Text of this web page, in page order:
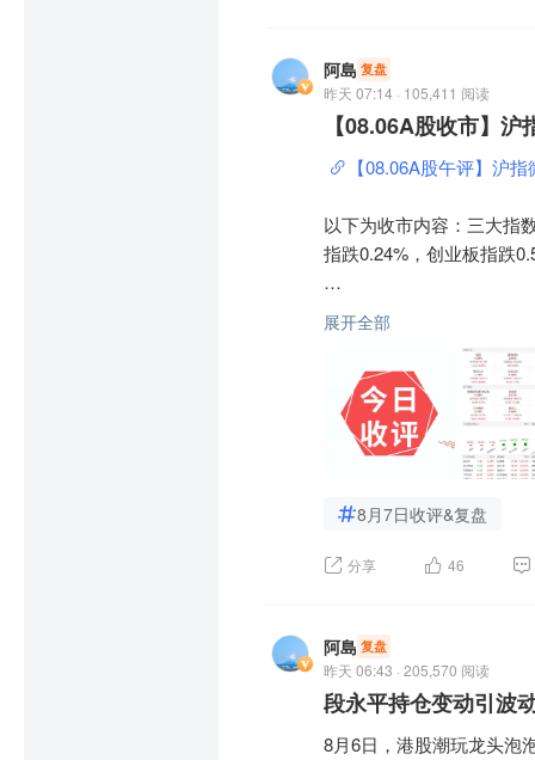
与美元流动性两大门槛。
华泰证券则分析认为，
市场能否展开新一轮升势
今日主力资金净流入通信
中电新行业净流出107.78
前；
长鑫科技遭净卖出27.26
阿島 复盘
昨天 07:14 · 105,411 阅读
【08.06A股收市】
【08.06A股午评】沪
以下为收市内容：三大指
指跌0.24%，创业板指跌
沪深两市成交额2.53万亿
盘面上，市场热点快速
中信建投：行情仍处于
昨日早盘低开消化了此
牢固，投资者对中长期
智能驾驶概念午后活跃，
涨。
消息面上，据中国汽车工
展开全部
8月7日收评&复盘
分享 46
阿島 复盘
昨天 06:43 · 205,570 阅读
段永平持仓变动引波
8月6日，港股潮玩龙头泡